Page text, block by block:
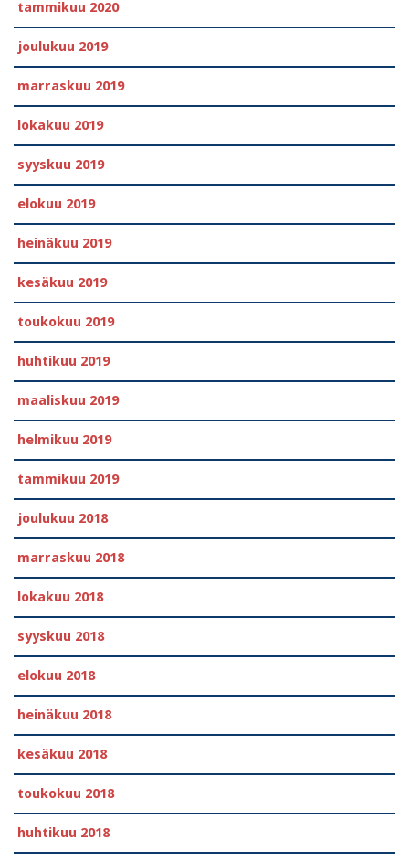
tammikuu 2020
joulukuu 2019
marraskuu 2019
lokakuu 2019
syyskuu 2019
elokuu 2019
heinäkuu 2019
kesäkuu 2019
toukokuu 2019
huhtikuu 2019
maaliskuu 2019
helmikuu 2019
tammikuu 2019
joulukuu 2018
marraskuu 2018
lokakuu 2018
syyskuu 2018
elokuu 2018
heinäkuu 2018
kesäkuu 2018
toukokuu 2018
huhtikuu 2018